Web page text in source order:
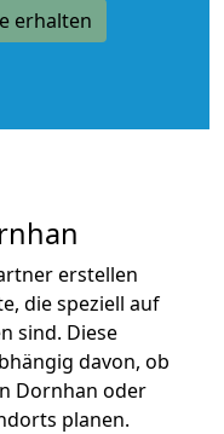
erhalten
erstellen
die speziell auf
sind. Diese
davon, ob
Dornhan oder
planen.